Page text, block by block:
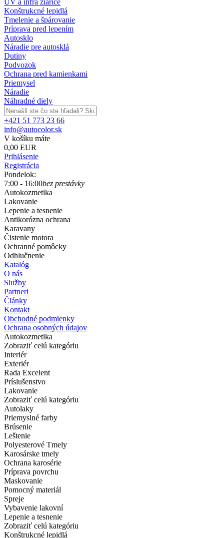
Konštrukcné lepidlá
Tmelenie a špárovanie
Príprava pred lepením
Autosklo
Náradie pre autosklá
Dutiny
Podvozok
Ochrana pred kamienkami
Priemysel
Náradie
Náhradné diely
+421 51 773 23 66
info@autocolor.sk
V košíku máte
0,00 EUR
Prihlásenie
Registrácia
Pondelok:
7:00 - 16:00bez prestávky
Autokozmetika
Lakovanie
Lepenie a tesnenie
Antikorózna ochrana
Karavany
Čistenie motora
Ochranné pomôcky
Odhlučnenie
Katalóg
O nás
Služby
Partneri
Články
Kontakt
Obchodné podmienky
Ochrana osobných údajov
Autokozmetika
Zobraziť celú kategóriu
Interiér
Exteriér
Rada Excelent
Príslušenstvo
Lakovanie
Zobraziť celú kategóriu
Autolaky
Priemyslné farby
Brúsenie
Leštenie
Polyesterové Tmely
Karosárske tmely
Ochrana karosérie
Príprava povrchu
Maskovanie
Pomocný materiál
Spreje
Vybavenie lakovní
Lepenie a tesnenie
Zobraziť celú kategóriu
Konštrukcné lepidlá